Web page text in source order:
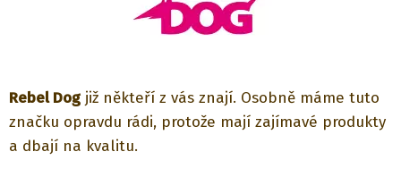
Rebel Dogjiž někteří z vás znají. Osobně máme tuto
značku opravdu rádi, protože mají zajímavé produkty
a dbají na kvalitu.